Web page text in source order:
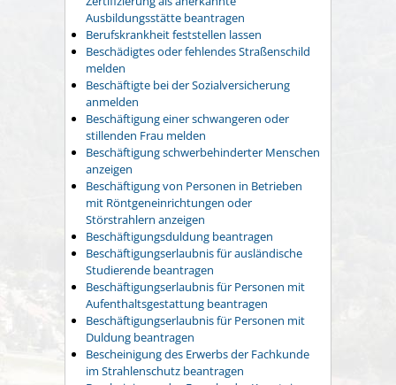
Ausbildungsstätte beantragen
Berufskrankheit feststellen lassen
Beschädigtes oder fehlendes Straßenschild
melden
Beschäftigte bei der Sozialversicherung
anmelden
Beschäftigung einer schwangeren oder
stillenden Frau melden
Beschäftigung schwerbehinderter Menschen
anzeigen
Beschäftigung von Personen in Betrieben
mit Röntgeneinrichtungen oder
Störstrahlern anzeigen
Beschäftigungsduldung beantragen
Beschäftigungserlaubnis für ausländische
Studierende beantragen
Beschäftigungserlaubnis für Personen mit
Aufenthaltsgestattung beantragen
Beschäftigungserlaubnis für Personen mit
Duldung beantragen
Bescheinigung des Erwerbs der Fachkunde
im Strahlenschutz beantragen